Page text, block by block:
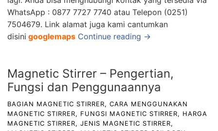
WhatsApp : 0877 7727 7740 atau Telepon (0251)
7504679. Link alamat juga kami cantumkan
disini googlemaps Continue reading →
Magnetic Stirrer – Pengertian,
Fungsi dan Penggunaannya
BAGIAN MAGNETIC STIRRER, CARA MENGGUNAKAN
MAGNETIC STIRRER, FUNGSI MAGNETIC STIRRER, HARGA
MAGNETIC STIRRER, JENIS MAGNETIC STIRRER,